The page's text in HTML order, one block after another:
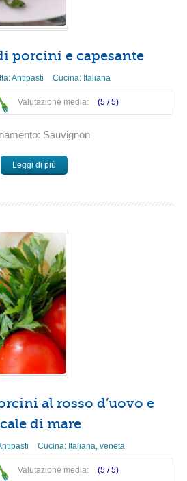
porcini e capesante
Antipasti Cucina: Italiana
Valutazione media: (5 /5)
Sauvignon
Leggi di più
al rosso d’uovo e
di mare
Cucina: Italiana, veneta
Valutazione media: (5 /5)